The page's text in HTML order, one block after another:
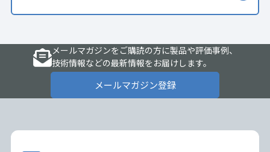
メールマガジンをご購読の方に製品や評価事例、
技術情報などの最新情報をお届けします。
メールマガジン登録